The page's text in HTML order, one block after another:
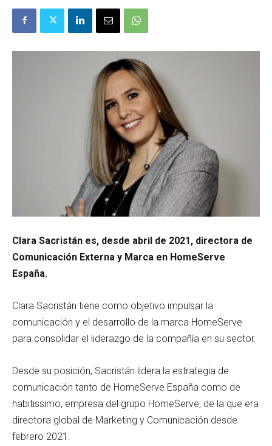
Clara Sacristán es, desde abril de 2021, directora de
Comunicación Externa y Marca en HomeServe
España.
Clara Sacristán tiene como objetivo impulsar la
comunicación y el desarrollo de la marca HomeServe
para consolidar el liderazgo de la compañía en su sector.
Desde su posición, Sacristán lidera la estrategia de
comunicación tanto de HomeServe España como de
habitissimo, empresa del grupo HomeServe, de la que era
directora global de Marketing y Comunicación desde
febrero 2021.